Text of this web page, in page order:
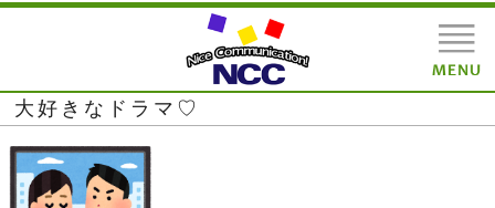
大好きなドラマ♡